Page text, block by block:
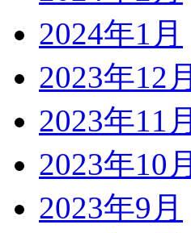
2024年1月
2023年12月
2023年11月
2023年10月
2023年9月